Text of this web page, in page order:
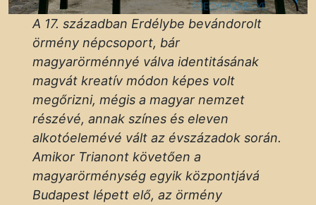
A 17. században Erdélybe bevándorolt
örmény népcsoport, bár
magyarörménnyé válva identitásának
magvát kreatív módon képes volt
megőrizni, mégis a magyar nemzet
részévé, annak színes és eleven
alkotóelemévé vált az évszázadok során.
Amikor Trianont követően a
magyarörménység egyik központjává
Budapest lépett elő, az örmény